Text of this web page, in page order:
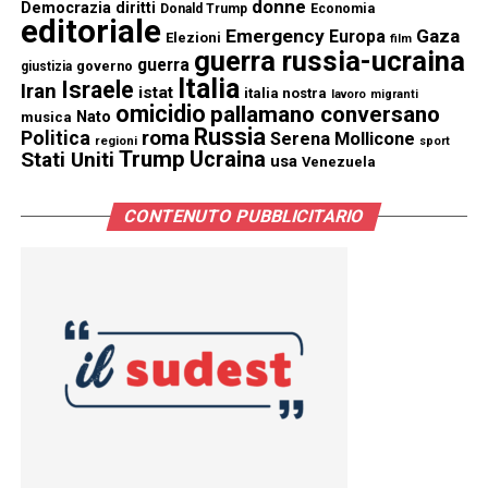
Democrazia diritti Donald Trump donne Economia
editoriale Elezioni Emergency Europa film Gaza
giustizia governo guerra guerra russia-ucraina
Iran Israele istat Italia italia nostra lavoro migranti
musica Nato omicidio pallamano conversano
Politica regioni roma Russia Serena Mollicone sport
Stati Uniti Trump Ucraina usa Venezuela
CONTENUTO PUBBLICITARIO